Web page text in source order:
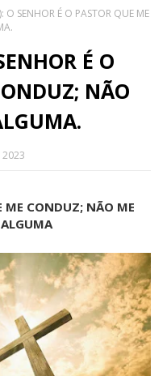
O SENHOR É O PASTOR QUE ME
É O
NÃO
ME CONDUZ; NÃO ME